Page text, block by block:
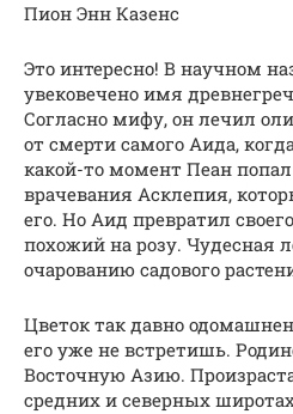
Пион Энн Казенс
Это интересно! В научном
увековечено имя
Согласно мифу, он лечил
от смерти самого Аида,
какой-то момент Пеан
врачевания Асклепия,
его. Но Аид превратил
похожий на розу. Чудесная
очарованию садового
Цветок так давно
его уже не встретишь.
Восточную Азию.
средних и северных